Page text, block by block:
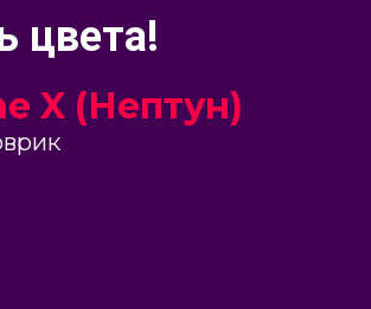
мыши
клавиатуры
цвета!
X (Нептун)